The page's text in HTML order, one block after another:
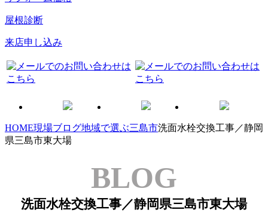
屋根診断
来店申し込み
HOME現場ブログ地域で選ぶ三島市洗面水栓交換工事／静岡
県三島市東大場
BLOG
洗面水栓交換工事／静岡県三島市東大場